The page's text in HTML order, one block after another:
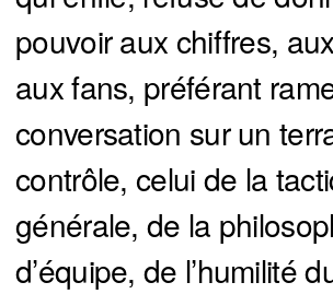
pouvoir aux chiffres,
aux fans, préférant
conversation sur un
contrôle, celui de la
générale, de la
d’équipe, de l’humilité